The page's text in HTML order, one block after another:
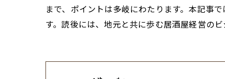
まで、ポイントは多岐にわたります。本記事
す。読後には、地元と共に歩む居酒屋経営の